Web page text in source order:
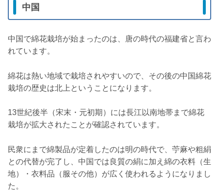
中国
中国で綿花栽培が始まったのは、唐の時代の福建省と言わ
れています。
綿花は熱い地域で栽培されやすいので、その後の中国綿花
栽培の歴史は北上ということになります。
13世紀後半（宋末・元初期）には長江以南地帯まで綿花
栽培が拡大されたことが確認されています。
民衆にまで綿製品が定着したのは明の時代で、苧麻や粗絹
との代替が完了し、中国では良質の絹に加え綿の衣料（生
地）・衣料品（服その他）が広く使われるようになりまし
た。